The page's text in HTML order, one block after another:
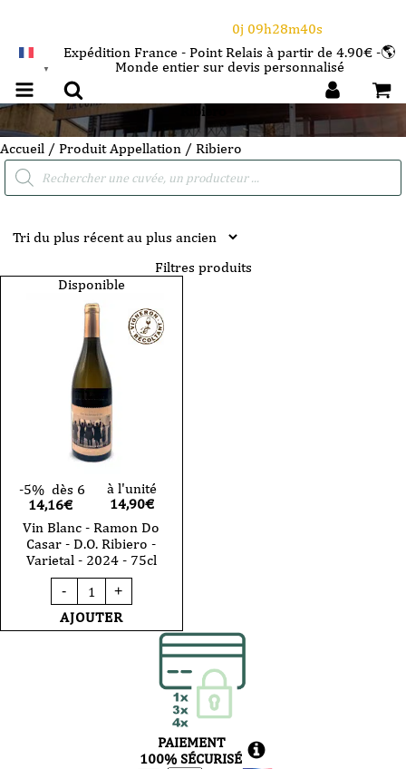
0j 09h28m39s
▼
Expédition France - Point Relais à partir de 4.90€ -🌎
Monde entier sur devis personnalisé
Ribiero
Accueil / Produit Appellation / Ribiero
Recherche
Filtres produits
Disponible
-5% dès 6
14,16€
à l'unité
14,90€
Vin Blanc - Ramon Do
Casar - D.O. Ribiero -
Varietal - 2024 - 75cl
-
quantité
de
Vin
Blanc
+
AJOUTER
PAIEMENT
100% SÉCURISÉ